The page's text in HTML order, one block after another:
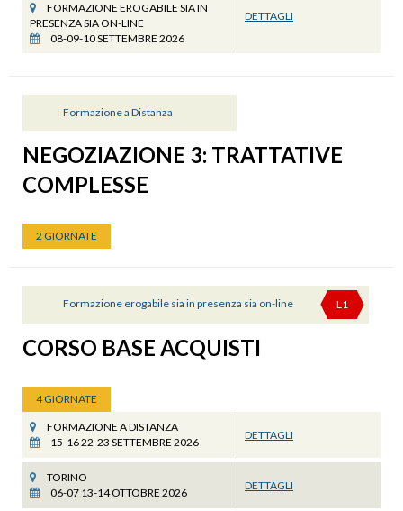
FORMAZIONE EROGABILE SIA IN
PRESENZA SIA ON-LINE
08-09-10 SETTEMBRE 2026
DETTAGLI
Formazione a Distanza
NEGOZIAZIONE 3: TRATTATIVE
COMPLESSE
2 GIORNATE
Formazione erogabile sia in presenza sia on-line L1
CORSO BASE ACQUISTI
4 GIORNATE
FORMAZIONE A DISTANZA
15-16 22-23 SETTEMBRE 2026
DETTAGLI
TORINO
06-07 13-14 OTTOBRE 2026
DETTAGLI